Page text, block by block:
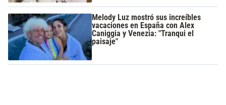
Melody Luz mostró sus increíbles
vacaciones en España con Alex
Caniggia y Venezia: "Tranqui el
paisaje"